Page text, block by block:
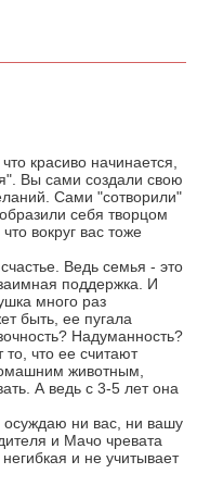
красиво начинается,
Вы сами создали свою
Сами "сотворили"
себя творцом
вокруг вас тоже
Ведь семья - это
поддержка. И
много раз
быть, ее пугала
Надуманность?
что ее считают
животным,
А ведь с 3-5 лет она
ни вас, ни вашу
и Мачо чревата
и не учитывает